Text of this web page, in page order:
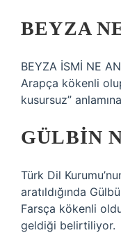
BEYZA
BEYZA İSMİ NE
Arapça kökenli
kusursuz”
GÜLBIN
Türk Dil
aratıldığında
Farsça kökenli
geldiği belirtiliyor.